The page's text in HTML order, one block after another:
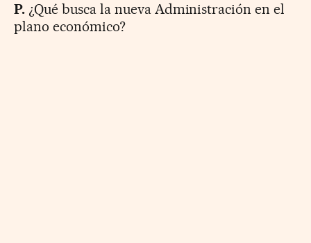
P.¿Qué busca la nueva Administración en el
plano económico?